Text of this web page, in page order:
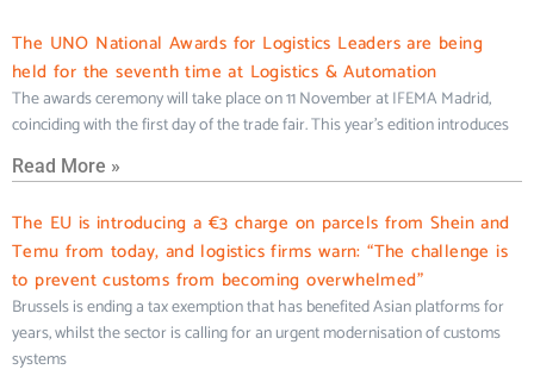
The UNO National Awards for Logistics Leaders are being
held for the seventh time at Logistics & Automation
The awards ceremony will take place on 11 November at IFEMA Madrid,
coinciding with the first day of the trade fair. This year’s edition introduces
Read More »
The EU is introducing a €3 charge on parcels from Shein and
Temu from today, and logistics firms warn: “The challenge is
to prevent customs from becoming overwhelmed”
Brussels is ending a tax exemption that has benefited Asian platforms for
years, whilst the sector is calling for an urgent modernisation of customs
systems